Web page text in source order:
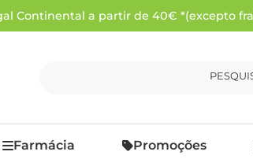
Continental a partir de 40€ *(excepto
Farmácia Promoções